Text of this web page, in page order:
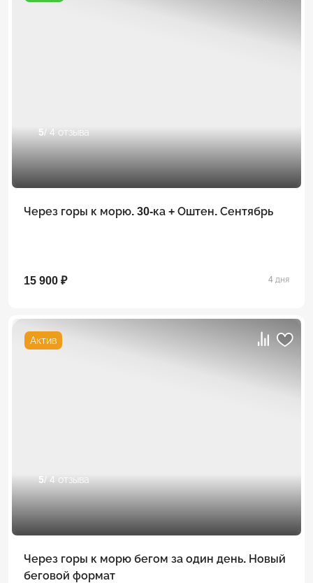
5/ 4 отзыва
Через горы к морю. 30-ка + Оштен. Сентябрь
15 900 ₽ 4 дня
Актив
5/ 4 отзыва
Через горы к морю бегом за один день. Новый
беговой формат